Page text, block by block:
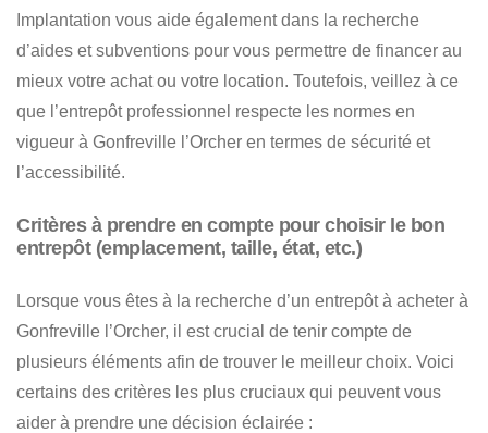
Implantation vous aide également dans la recherche
d’aides et subventions pour vous permettre de financer au
mieux votre achat ou votre location. Toutefois, veillez à ce
que l’entrepôt professionnel respecte les normes en
vigueur à Gonfreville l’Orcher en termes de sécurité et
l’accessibilité.
Critères à prendre en compte pour choisir le bon
entrepôt (emplacement, taille, état, etc.)
Lorsque vous êtes à la recherche d’un entrepôt à acheter à
Gonfreville l’Orcher, il est crucial de tenir compte de
plusieurs éléments afin de trouver le meilleur choix. Voici
certains des critères les plus cruciaux qui peuvent vous
aider à prendre une décision éclairée :